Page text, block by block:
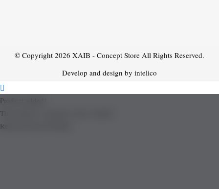
© Copyright 2026 XAIB - Concept Store All Rights Reserved.
Develop and design by intelico
Product added!
The product is already in the wishlist!
Removed from Wishlist